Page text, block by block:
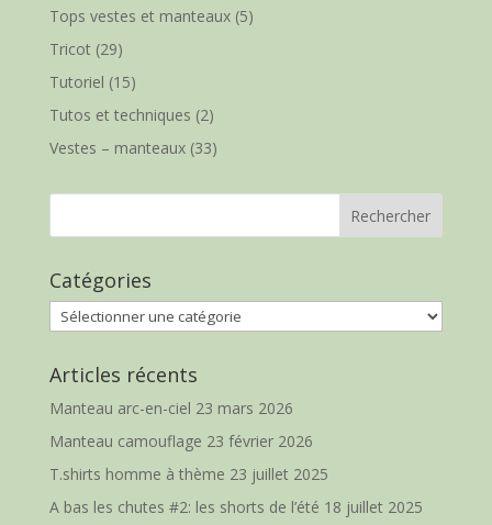
Tops vestes et manteaux(5)
Tricot (29)
Tutoriel (15)
Tutos et techniques (2)
Vestes – manteaux(33)
Catégories
Catégories
Articles récents
Manteau arc-en-ciel 23 mars 2026
Manteau camouflage 23 février 2026
T.shirts homme à thème 23 juillet 2025
A bas les chutes #2: les shorts de l’été 18 juillet 2025